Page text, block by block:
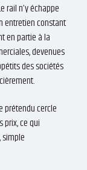
rail n’y échappe
entretien constant
en partie à la
devenues
des sociétés
prétendu cercle
prix, ce qui
simple